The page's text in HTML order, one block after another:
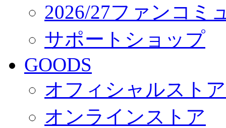
2026/27ファンコミ
サポートショップ
GOODS
オフィシャルスト
オンラインストア